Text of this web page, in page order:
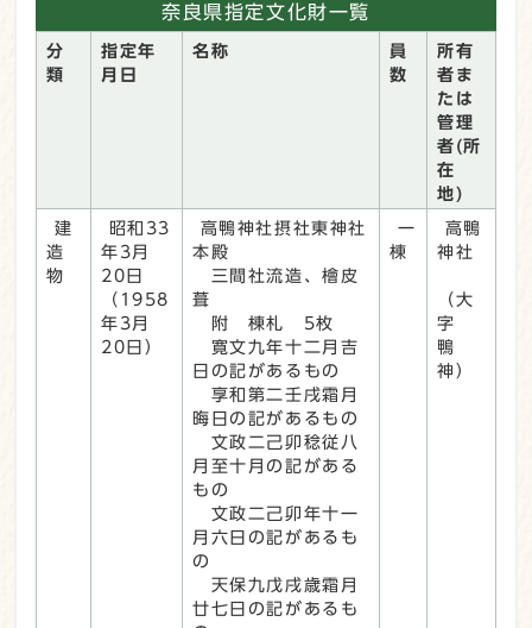
奈良県指定文化財一覧
分
類
指定年
月日
名称
員
数
所有
者ま
たは
管理
者(所
在
地)
建
造
物
昭和33
年3月
20日
（1958
年3月
20日）
高鴨神社摂社東神社
本殿
三間社流造、檜皮
葺
附 棟札 5枚
寛文九年十二月吉
日の記があるもの
享和第二壬戌霜月
晦日の記があるもの
文政二己卯稔従八
月至十月の記がある
もの
文政二己卯年十一
月六日の記があるも
の
天保九戊戌歳霜月
廿七日の記があるも
一
棟
高鴨
神社
（大
字
鴨
神）